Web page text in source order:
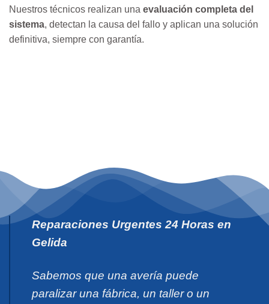
Nuestros técnicos realizan una evaluación completa del
sistema, detectan la causa del fallo y aplican una solución
definitiva, siempre con garantía.
Reparaciones Urgentes 24 Horas en
Gelida
Sabemos que una avería puede
paralizar una fábrica, un taller o un